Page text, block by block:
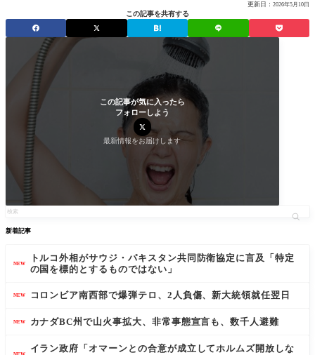
更新日： 2026年5月10日
この記事を共有する
この記事が気に入ったら
フォローしよう
最新情報をお届けします
新着記事
NEW
トルコ外相がサウジ・パキスタン共同防衛協定に言及「特定
の国を標的とするものではない」
NEW コロンビア南西部で爆弾テロ、2人負傷、新大統領就任翌日
NEW カナダBC州で山火事拡大、非常事態宣言も、数千人避難
NEW
イラン政府「オマーンとの合意が成立してホルムズ開放しな